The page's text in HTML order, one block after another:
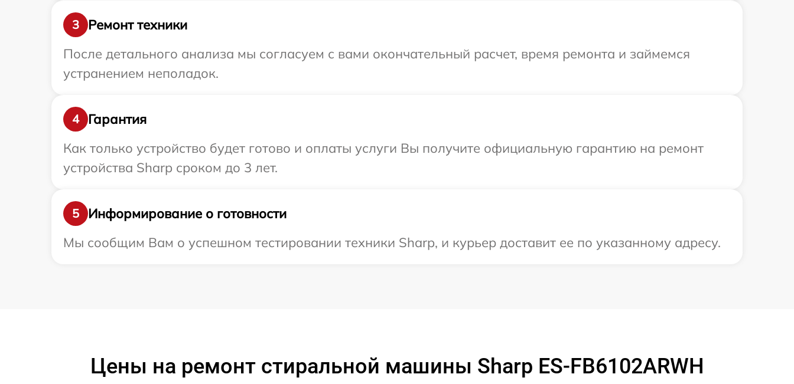
3
Ремонт техники
После детального анализа мы согласуем с вами окончательный расчет, время ремонта и займемся
устранением неполадок.
4
Гарантия
Как только устройство будет готово и оплаты услуги Вы получите официальную гарантию на ремонт
устройства Sharp сроком до 3 лет.
5
Информирование о готовности
Мы сообщим Вам о успешном тестировании техники Sharp, и курьер доставит ее по указанному адресу.
Цены на ремонт стиральной машины Sharp ES-FB6102ARWH